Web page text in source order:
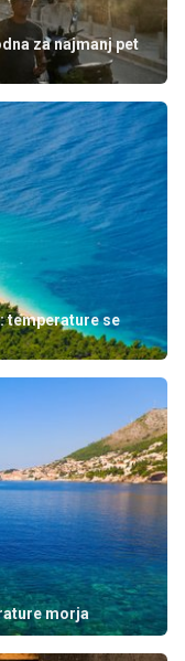
za najmanj pet
temperature se
morja